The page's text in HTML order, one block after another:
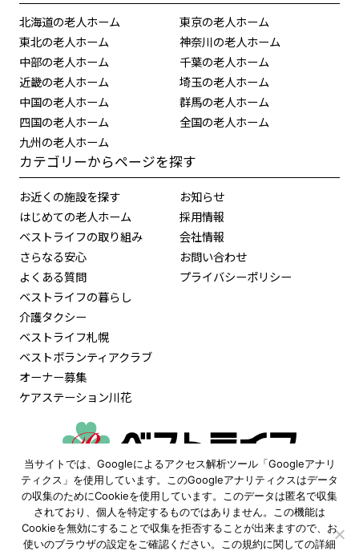
0120-515-472
9:30〜18:00
（土日祝も受付 ※年末年始除く）
北海道の老人ホーム
東北の老人ホーム
中部の老人ホーム
近畿の老人ホーム
中国の老人ホーム
四国の老人ホーム
九州の老人ホーム
東京の老人ホーム
神奈川の老人ホーム
千葉の老人ホーム
埼玉の老人ホーム
群馬の老人ホーム
全国の老人ホーム
カテゴリーからページを探す
お近くの施設を探す
はじめての老人ホーム
ベストライフの取り組み
さらなる安心
よくある質問
ベストライフの暮らし
介護タクシー
ベストライフ札幌
ベストボランティアクラブ
オーナー募集
ケアステーション川花
お知らせ
採用情報
会社情報
お問い合わせ
プライバシーポリシー
当サイトでは、Googleによるアクセス解析ツール「Googleアナリ
ティクス」を使用しています。このGoogleアナリティクスはデータ
の収集のためにCookieを使用しています。このデータは匿名で収集
されており、個人を特定するものではありません。この機能は
Cookieを無効にすることで収集を拒否することが出来ますので、お
使いのブラウザの設定をご確認ください。この規約に関しての詳細